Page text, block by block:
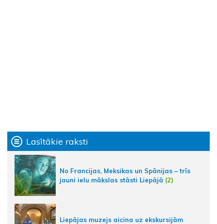
Lasītākie raksti
No Francijas, Meksikas un Spānijas – trīs
jauni ielu mākslas stāsti Liepājā (2)
Liepājas muzejs aicina uz ekskursijām